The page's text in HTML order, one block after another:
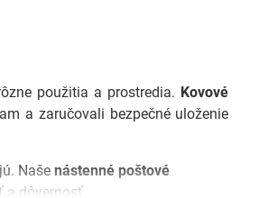
použitia a prostredia. Kovové
a zaručovali bezpečné uloženie
Našenástenné poštové
a dôvernosť.